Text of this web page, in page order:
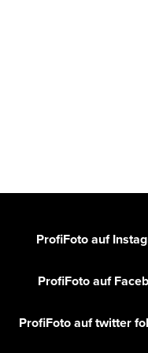
ProfiFoto auf
ProfiFoto auf
ProfiFoto auf twitter